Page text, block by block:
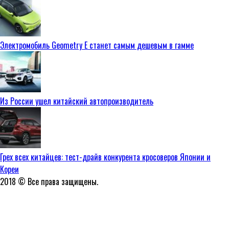
Электромобиль Geometry E станет самым дешевым в гамме
Из России ушел китайский автопроизводитель
Грех всех китайцев: тест-драйв конкурента кросоверов Японии и
Кореи
2018 © Все права защищены.